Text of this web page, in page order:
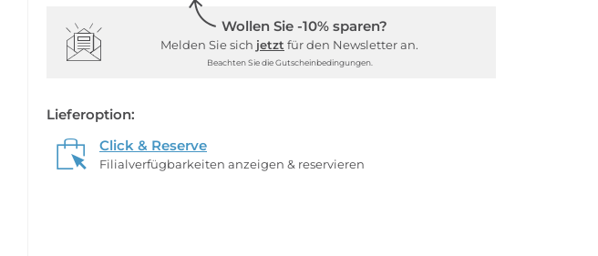
Wollen Sie -10% sparen?
Melden Sie sich jetzt für den Newsletter an.
Beachten Sie die Gutscheinbedingungen.
Lieferoption:
Click & Reserve
Filialverfügbarkeiten anzeigen & reservieren